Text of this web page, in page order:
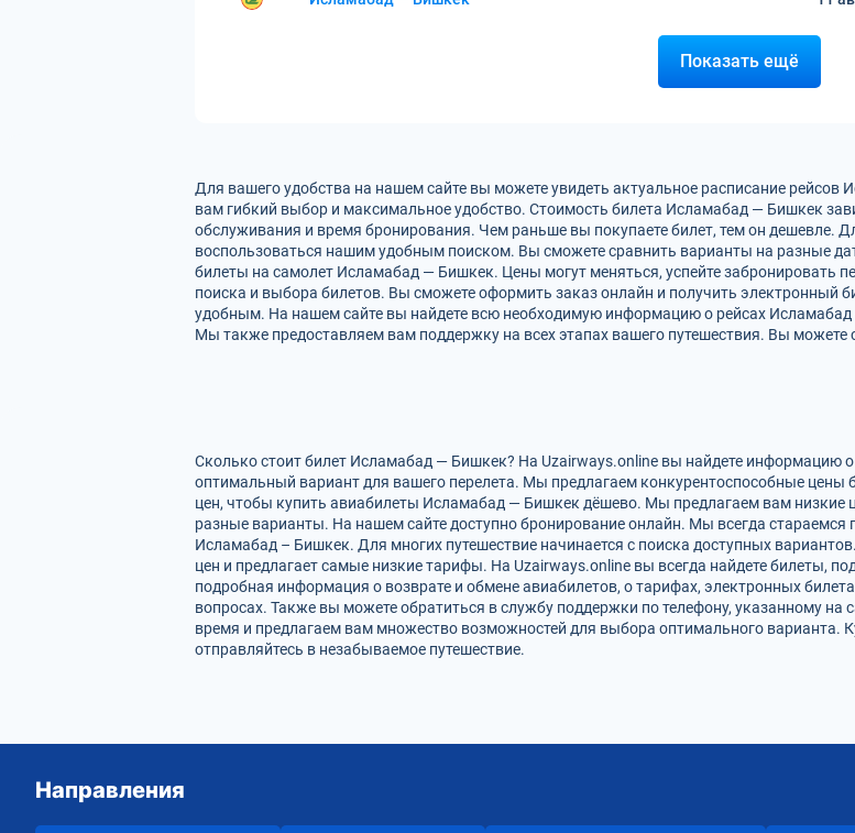
Показать ещё
Для вашего удобства на нашем сайте вы можете увидеть актуальное расписание
вам гибкий выбор и максимальное удобство. Стоимость билета Исламабад — Бишкек
обслуживания и время бронирования. Чем раньше вы покупаете билет, тем он дешевле.
воспользоваться нашим удобным поиском. Вы сможете сравнить варианты на разные
билеты на самолет Исламабад — Бишкек. Цены могут меняться, успейте забронировать
поиска и выбора билетов. Вы сможете оформить заказ онлайн и получить электронный
удобным. На нашем сайте вы найдете всю необходимую информацию о рейсах
Мы также предоставляем вам поддержку на всех этапах вашего путешествия. Вы можете
Сколько стоит билет Исламабад — Бишкек? На Uzairways.online вы найдете информацию
оптимальный вариант для вашего перелета. Мы предлагаем конкурентоспособные цены
цен, чтобы купить авиабилеты Исламабад — Бишкек дёшево. Мы предлагаем вам низкие
разные варианты. На нашем сайте доступно бронирование онлайн. Мы всегда
Исламабад – Бишкек. Для многих путешествие начинается с поиска доступных
цен и предлагает самые низкие тарифы. На Uzairways.online вы всегда найдете билеты,
подробная информация о возврате и обмене авиабилетов, о тарифах, электронных
вопросах. Также вы можете обратиться в службу поддержки по телефону, указанному
время и предлагаем вам множество возможностей для выбора оптимального варианта.
отправляйтесь в незабываемое путешествие.
Направления